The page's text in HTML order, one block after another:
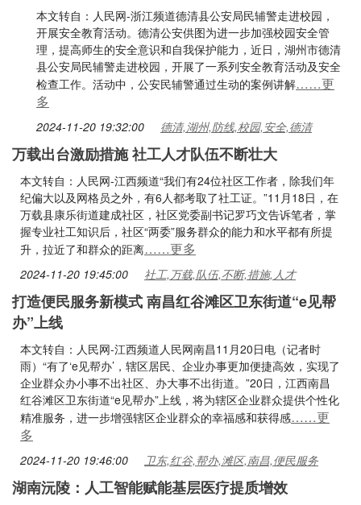
本文转自：人民网-浙江频道德清县公安局民辅警走进校园，
开展安全教育活动。德清公安供图为进一步加强校园安全管
理，提高师生的安全意识和自我保护能力，近日，湖州市德清
县公安局民辅警走进校园，开展了一系列安全教育活动及安全
检查工作。活动中，公安民辅警通过生动的案例讲解……更
多
2024-11-20 19:32:00 德清,湖州,防线,校园,安全,德清
万载出台激励措施 社工人才队伍不断壮大
本文转自：人民网-江西频道“我们有24位社区工作者，除我们年
纪偏大以及网格员之外，有6人都考取了社工证。”11月18日，在
万载县康乐街道建成社区，社区党委副书记罗巧文告诉笔者，掌
握专业社工知识后，社区“两委”服务群众的能力和水平都有所提
升，拉近了和群众的距离……更多
2024-11-20 19:45:00 社工,万载,队伍,不断,措施,人才
打造便民服务新模式 南昌红谷滩区卫东街道“e见帮
办”上线
本文转自：人民网-江西频道人民网南昌11月20日电（记者时
雨）“有了‘e见帮办’，辖区居民、企业办事更加便捷高效，实现了
企业群众办小事不出社区、办大事不出街道。”20日，江西南昌
红谷滩区卫东街道“e见帮办”上线，将为辖区企业群众提供个性化
精准服务，进一步增强辖区企业群众的幸福感和获得感……更
多
2024-11-20 19:46:00 卫东,红谷,帮办,滩区,南昌,便民服务
湖南沅陵：人工智能赋能基层医疗提质增效